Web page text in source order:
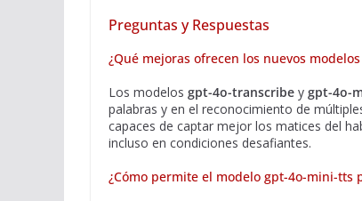
Preguntas y Respuestas
¿Qué mejoras ofrecen los nuevos
Los modelos gpt-4o-transcribe y gpt-4o-
palabras y en el reconocimiento de
capaces de captar mejor los matices del
incluso en condiciones desafiantes.​
¿Cómo permite el modelo gpt-4o-mini-tts